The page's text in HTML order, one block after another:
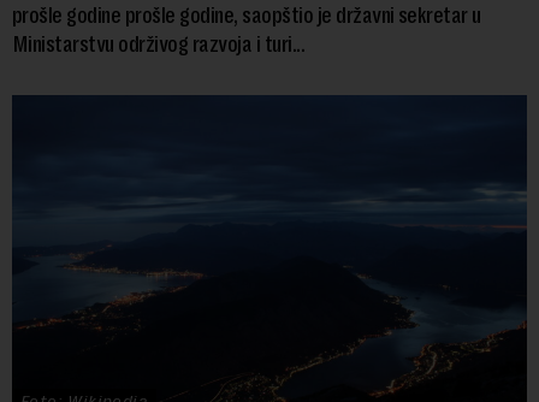
prošle godine prošle godine, saopštio je državni sekretar u
Ministarstvu održivog razvoja i turi...